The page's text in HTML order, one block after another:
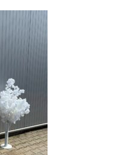
Add to
wishlist